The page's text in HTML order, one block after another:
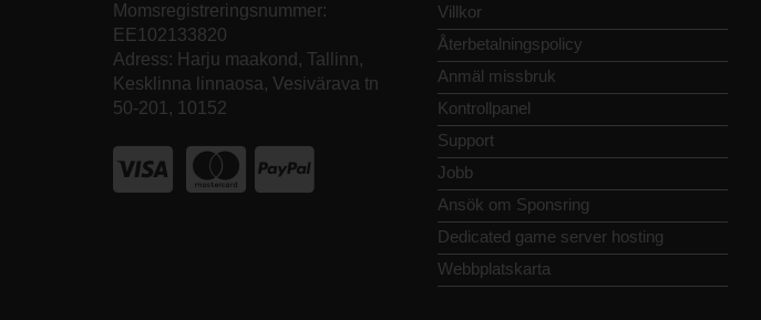
Momsregistreringsnummer:
EE102133820
Adress: Harju maakond, Tallinn,
Kesklinna linnaosa, Vesivärava tn
50-201, 10152
Villkor
Återbetalningspolicy
Anmäl missbruk
Kontrollpanel
Support
Jobb
Ansök om Sponsring
Dedicated game server hosting
Webbplatskarta